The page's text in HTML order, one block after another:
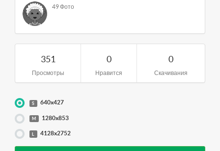
49 Фото
351
Просмотры
0
Нравится
0
Скачивания
S 640x427
M 1280x853
L 4128x2752